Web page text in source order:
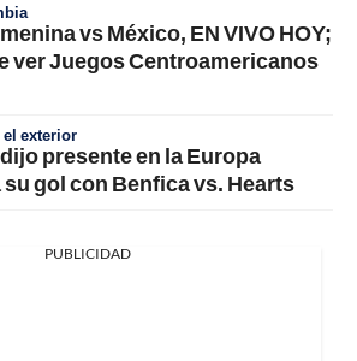
vs México, EN VIVO HOY;
ver Juegos Centroamericanos
exterior
presente en la Europa
su gol con Benfica vs. Hearts
PUBLICIDAD